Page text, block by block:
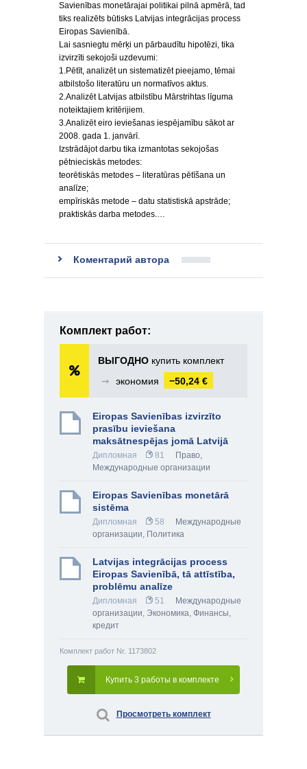
Savienības monetārajai politikai pilnā apmērā, tad
tiks realizēts būtisks Latvijas integrācijas process
Eiropas Savienībā.
Lai sasniegtu mērķi un pārbaudītu hipotēzi, tika
izvirzīti sekojoši uzdevumi:
1.Pētīt, analizēt un sistematizēt pieejamo, tēmai
atbilstošo literatūru un normatīvos aktus.
2.Analizēt Latvijas atbilstību Mārstrihtas līguma
noteiktajiem kritērijiem.
3.Analizēt eiro ieviešanas iespējamību sākot ar
2008. gada 1. janvārī.
Izstrādājot darbu tika izmantotas sekojošas
pētnieciskās metodes:
teorētiskās metodes – literatūras pētīšana un
analīze;
empīriskās metode – datu statistiskā apstrāde;
praktiskās darba metodes.…
Коментарий автора
Комплект работ:
ВЫГОДНО купить комплект
➞
экономия −50,24 €
Eiropas Savienības izvirzīto
prasību ieviešana
maksātnespējas jomā Latvijā
Дипломная 81 Право,
Международные организации
Eiropas Savienības monetārā
sistēma
Дипломная 58
Международные
организации, Политика
Latvijas integrācijas process
Eiropas Savienībā, tā attīstība,
problēmu analīze
Дипломная 51
Международные
организации, Экономика, Финансы,
кредит
Комплект работ Nr. 1173802
Купить 3 работы в комплекте
Просмотреть комплект